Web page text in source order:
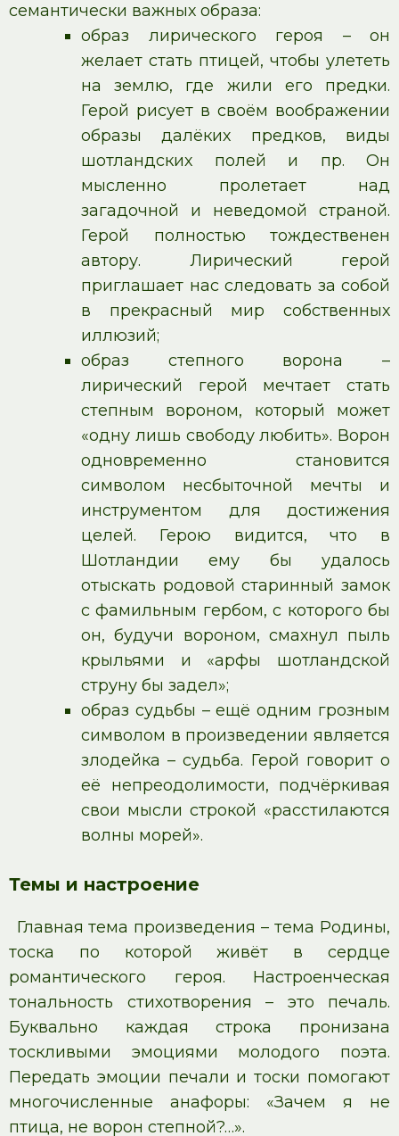
семантически важных образа:
образ лирического героя – он
желает стать птицей, чтобы улететь
на землю, где жили его предки.
Герой рисует в своём воображении
образы далёких предков, виды
шотландских полей и пр. Он
мысленно пролетает над
загадочной и неведомой страной.
Герой полностью тождественен
автору. Лирический герой
приглашает нас следовать за собой
в прекрасный мир собственных
иллюзий;
образ степного ворона –
лирический герой мечтает стать
степным вороном, который может
«одну лишь свободу любить». Ворон
одновременно становится
символом несбыточной мечты и
инструментом для достижения
целей. Герою видится, что в
Шотландии ему бы удалось
отыскать родовой старинный замок
с фамильным гербом, с которого бы
он, будучи вороном, смахнул пыль
крыльями и «арфы шотландской
струну бы задел»;
образ судьбы – ещё одним грозным
символом в произведении является
злодейка – судьба. Герой говорит о
её непреодолимости, подчёркивая
свои мысли строкой «расстилаются
волны морей».
Темы и настроение
Главная тема произведения – тема Родины,
тоска по которой живёт в сердце
романтического героя. Настроенческая
тональность стихотворения – это печаль.
Буквально каждая строка пронизана
тоскливыми эмоциями молодого поэта.
Передать эмоции печали и тоски помогают
многочисленные анафоры: «Зачем я не
птица, не ворон степной?…».